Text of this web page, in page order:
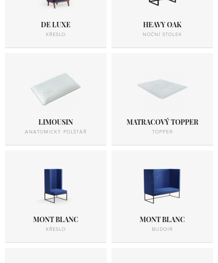
DE LUXE
KŘESLO
HEAVY OAK
NOČNÍ STOLEK
LIMOUSIN
ANATOMICKÝ POLŠTÁŘ
MATRACOVÝ TOPPER
TOPPER
MONT BLANC
KŘESLO
MONT BLANC
BUDOIR